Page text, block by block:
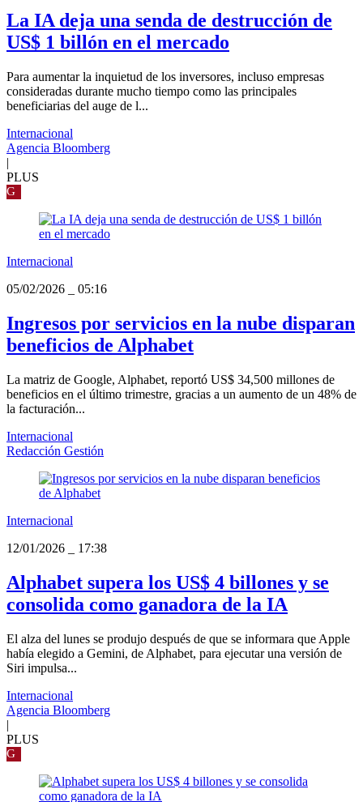
La IA deja una senda de destrucción de
US$ 1 billón en el mercado
Para aumentar la inquietud de los inversores, incluso empresas
consideradas durante mucho tiempo como las principales
beneficiarias del auge de l...
Internacional
Agencia Bloomberg
|
PLUS
G
Internacional
05/02/2026
05:16
Ingresos por servicios en la nube disparan
beneficios de Alphabet
La matriz de Google, Alphabet, reportó US$ 34,500 millones de
beneficios en el último trimestre, gracias a un aumento de un 48% de
la facturación...
Internacional
Redacción Gestión
Internacional
12/01/2026
17:38
Alphabet supera los US$ 4 billones y se
consolida como ganadora de la IA
El alza del lunes se produjo después de que se informara que Apple
había elegido a Gemini, de Alphabet, para ejecutar una versión de
Siri impulsa...
Internacional
Agencia Bloomberg
|
PLUS
G